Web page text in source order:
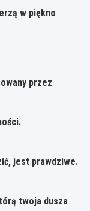
w piękno
przez
jest prawdziwe.
twoja dusza